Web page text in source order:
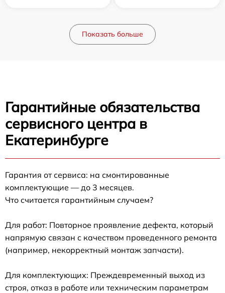
Показать больше
Гарантийные обязательства
сервисного центра в
Екатеринбурге
Гарантия от сервиса: на смонтированные
комплектующие — до 3 месяцев.
Что считается гарантийным случаем?
Для работ: Повторное проявление дефекта, который
напрямую связан с качеством проведенного ремонта
(например, некорректный монтаж запчасти).
Для комплектующих: Преждевременный выход из
строя, отказ в работе или техническим параметрам